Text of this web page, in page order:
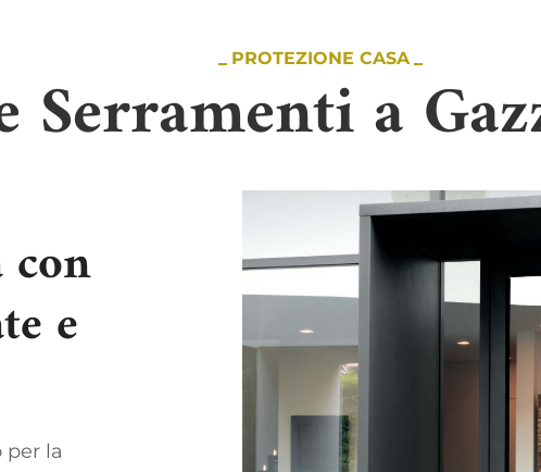
PROTEZIONE CASA
Serramenti a
con
e
per la